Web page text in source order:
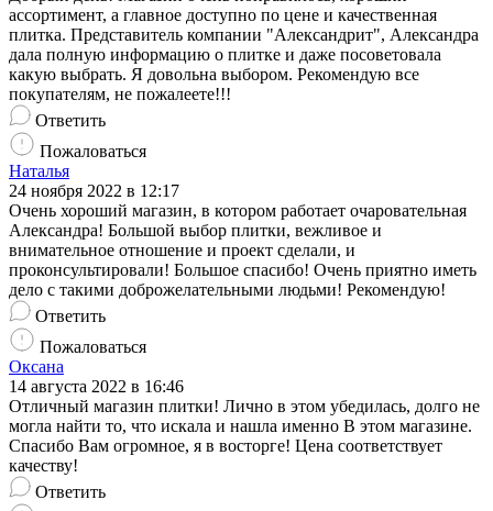
ассортимент, а главное доступно по цене и качественная
плитка. Представитель компании "Александрит", Александра
дала полную информацию о плитке и даже посоветовала
какую выбрать. Я довольна выбором. Рекомендую все
покупателям, не пожалеете!!!
Ответить
Пожаловаться
Наталья
24 ноября 2022 в 12:17
Очень хороший магазин, в котором работает очаровательная
Александра! Большой выбор плитки, вежливое и
внимательное отношение и проект сделали, и
проконсультировали! Большое спасибо! Очень приятно иметь
дело с такими доброжелательными людьми! Рекомендую!
Ответить
Пожаловаться
Оксана
14 августа 2022 в 16:46
Отличный магазин плитки! Лично в этом убедилась, долго не
могла найти то, что искала и нашла именно В этом магазине.
Спасибо Вам огромное, я в восторге! Цена соответствует
качеству!
Ответить